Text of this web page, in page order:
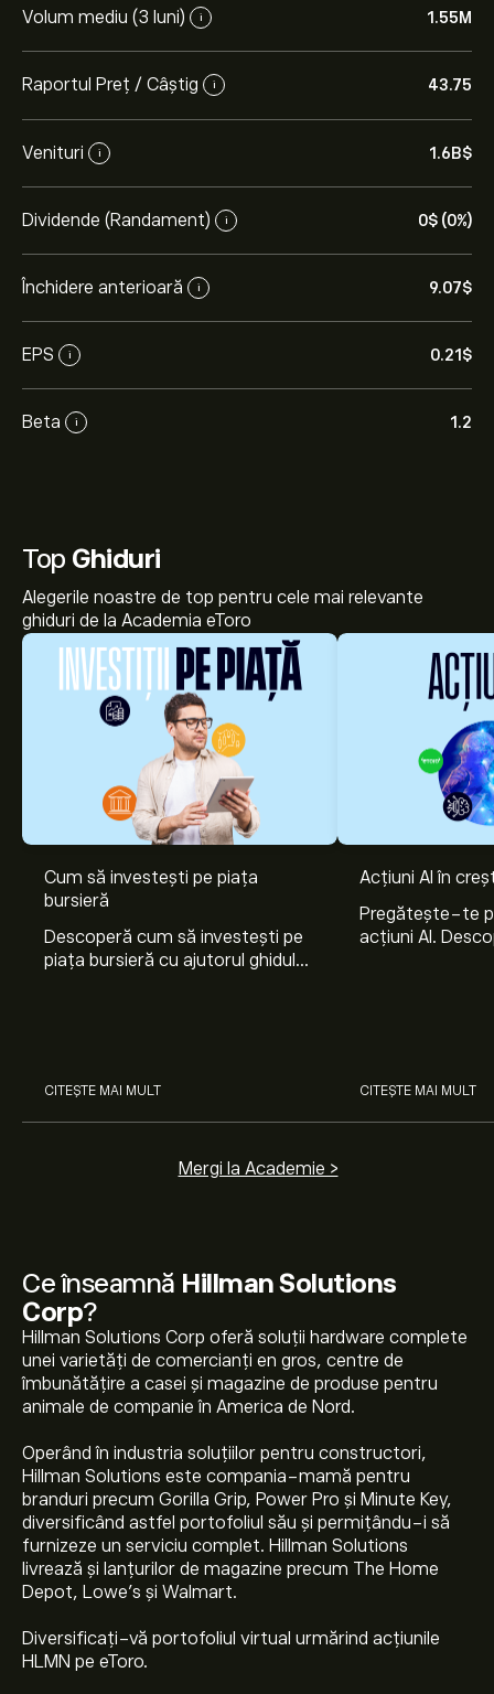
Volum mediu (3 luni) i 1.55M
Raportul Preț / Câștig i 43.75
Venituri i 1.6B‎$‎
Dividende (Randament) i 0‎$‎ (0%)
Închidere anterioară i 9.07‎$‎
EPS i 0.21‎$‎
Beta i 1.2
Ce înseamnă Hillman Solutions
Corp?
Hillman Solutions Corp oferă soluții hardware complete
unei varietăți de comercianți en gros, centre de
îmbunătățire a casei și magazine de produse pentru
animale de companie în America de Nord.
Operând în industria soluțiilor pentru constructori,
Hillman Solutions este compania-mamă pentru
branduri precum Gorilla Grip, Power Pro și Minute Key,
diversificând astfel portofoliul său și permițându-i să
furnizeze un serviciu complet. Hillman Solutions
livrează și lanțurilor de magazine precum The Home
Depot, Lowe's și Walmart.
Diversificați-vă portofoliul virtual urmărind acțiunile
HLMN pe eToro.
Top Ghiduri
Alegerile noastre de top pentru cele mai relevante
ghiduri de la Academia eToro
Cum să investești pe piața
bursieră
Descoperă cum să investești pe
piața bursieră cu ajutorul ghidului
CITEȘTE MAI MULT
Acțiuni AI în
Pregătește-te
acțiuni AI.
CITEȘTE MAI MULT
Mergi la Academie >
Prețul actual al acțiunilor HLMN este 9.07‎$‎.